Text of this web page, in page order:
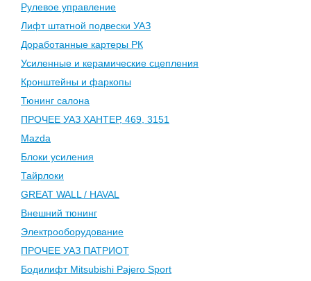
Рулевое управление
Лифт штатной подвески УАЗ
Доработанные картеры РК
Усиленные и керамические сцепления
Кронштейны и фаркопы
Тюнинг салона
ПРОЧЕЕ УАЗ ХАНТЕР, 469, 3151
Mazda
Блоки усиления
Тайрлоки
GREAT WALL / HAVAL
Внешний тюнинг
Электрооборудование
ПРОЧЕЕ УАЗ ПАТРИОТ
Бодилифт Mitsubishi Pajero Sport